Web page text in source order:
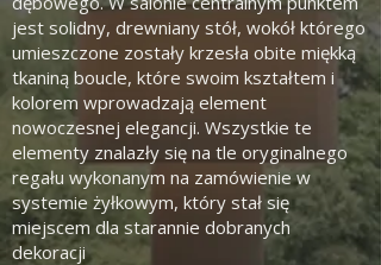
jest solidny, drewniany stół, wokół którego
umieszczone zostały krzesła obite miękką
tkaniną boucle, które swoim kształtem i
kolorem wprowadzają element
nowoczesnej elegancji. Wszystkie te
elementy znalazły się na tle oryginalnego
regału wykonanym na zamówienie w
systemie żyłkowym, który stał się
miejscem dla starannie dobranych
dekoracji